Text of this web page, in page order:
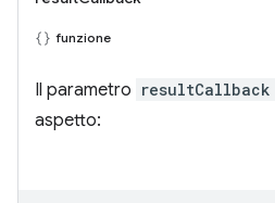
funzione
Il parametro resultCallback
aspetto: